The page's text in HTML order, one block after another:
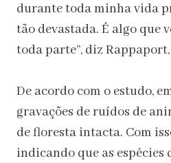
durante toda minha vida
tão devastada. É algo que
toda parte”, diz
De acordo com o estudo,
gravações de ruídos de
de floresta intacta. Com
indicando que as espécies